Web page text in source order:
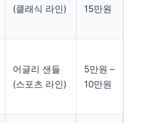
(클래식 라인)
15만원
어글리 샌들
(스포츠 라인)
5만원 –
10만원